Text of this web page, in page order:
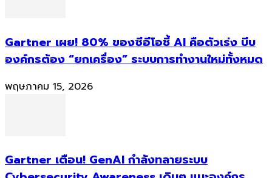
Gartner เผย! 80% ของซีอีโอชี้ AI คือตัวเร่ง บีบ
องค์กรต้อง “ยกเครื่อง” ระบบการทำงานใหม่ทั้งหมด
พฤษภาคม 15, 2026
Gartner เตือน! GenAI กำลังทลายระบบ